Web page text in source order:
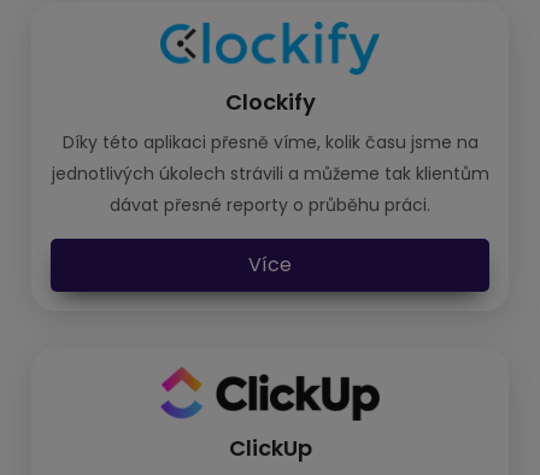
Clockify
Díky této aplikaci přesně víme, kolik času jsme na
jednotlivých úkolech strávili a můžeme tak klientům
dávat přesné reporty o průběhu práci.
Více
ClickUp